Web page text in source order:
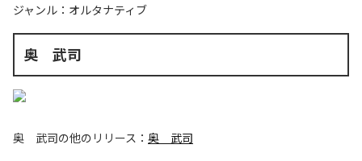
ジャンル： オルタナティブ
奥 武司
奥 武司の他のリリース： 奥 武司